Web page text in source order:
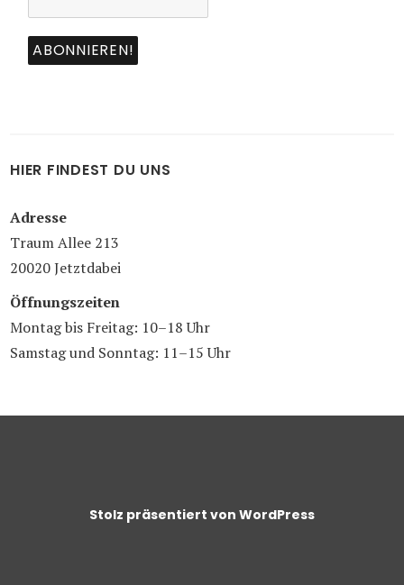
HIER FINDEST DU UNS
Adresse
Traum Allee 213
20020 Jetztdabei
Öffnungszeiten
Montag bis Freitag: 10–18 Uhr
Samstag und Sonntag: 11–15 Uhr
Stolz präsentiert von WordPress